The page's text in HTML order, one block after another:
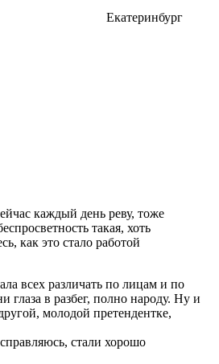
Екатеринбург
каждый день реву, тоже
такая, хоть
как это стало работой
всех различать по лицам и по
в разбег, полно народу. Ну и
молодой претендентке,
стали хорошо